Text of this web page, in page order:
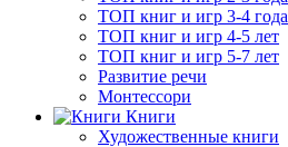
ТОП книг и игр 3-4 года
ТОП книг и игр 4-5 лет
ТОП книг и игр 5-7 лет
Развитие речи
Монтессори
Книги
Художественные книги